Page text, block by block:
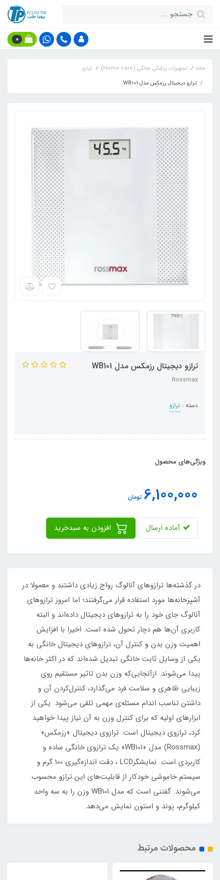
0
خانه تجهیزات پزشکی خانگی (Home care)
ترازو
ترازو دیجیتال رزمکس مدل WB101
ترازو دیجیتال رزمکس مدل WB101
Rossmax
دسته : ترازو
ویژگی‌های محصول
6,100,000 تومان
آماده ارسال
در گذشته‌ها ترازوهای آنالوگ رواج زیادی داشتند و معمولا در
آشپزخانه‌ها مورد استفاده قرار می‌گرفتند؛ اما امروز ترازوهای
آنالوگ جای خود را به ترازوهای دیجیتال داده‌اند و البته
کاربری آن‌ها هم دچار تحول شده است. اخیرا با افزایش
اهمیت وزن بدن و کنترل آن، ترازوهای دیجیتال خانگی به
یکی از وسایل ثابت خانگی تبدیل شده‌اند که در اکثر خانه‌ها
پیدا می‌شوند. ازآنجایی‌که وزن بدن تاثیر مستقیم روی
زیبایی ظاهری و سلامت فرد می‌گذارد، کنترل‌کردن آن و
داشتن تناسب اندام مسئله‌ی مهمی تلقی می‌شود. یکی از
ابزارهای اولیه‌ که برای کنترل وزن به آن نیاز پیدا خواهید
کرد، ترازوی دیجیتال است. ترازوی دیجیتال «رزمکس»
(Rossmax) مدل «WB101» یک ترازوی خانگی ساده و
کاربردی است. نمایشگرLCD ، دقت اندازه‌گیری 100 گرم و
سیستم خاموشی خودکار از قابلیت‌های این ترازو محسوب
می‌شوند. گفتنی است که مدل WB101 وزن را به سه واحد
کیلوگرم، پوند و استون نمایش می‌دهد.
محصولات مرتبط